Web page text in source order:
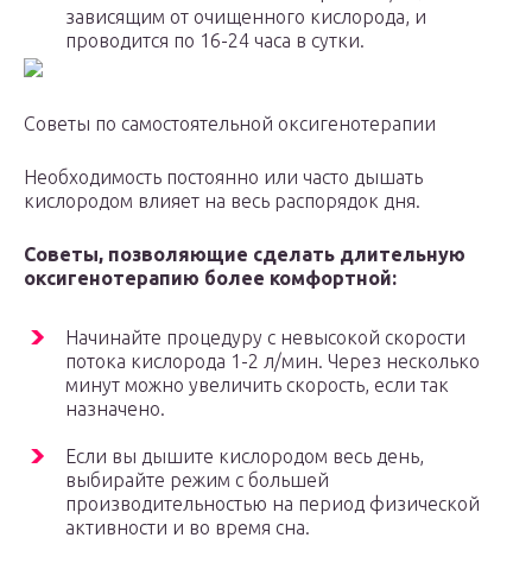
зависящим от очищенного кислорода, и
проводится по 16-24 часа в сутки.
Советы по самостоятельной оксигенотерапии
Необходимость постоянно или часто дышать
кислородом влияет на весь распорядок дня.
Советы, позволяющие сделать длительную
оксигенотерапию более комфортной:
Начинайте процедуру с невысокой скорости
потока кислорода 1-2 л/мин. Через несколько
минут можно увеличить скорость, если так
назначено.
Если вы дышите кислородом весь день,
выбирайте режим с большей
производительностью на период физической
активности и во время сна.